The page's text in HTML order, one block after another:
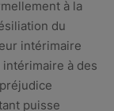
à la
du
intérimaire
à des
puisse